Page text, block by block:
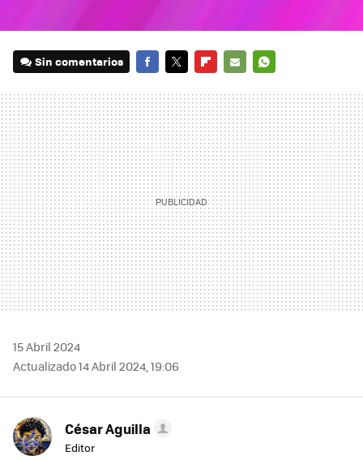
Sin comentarios
MAIL
15 Abril 2024
Actualizado 14 Abril 2024, 19:06
César Aguilla
Editor